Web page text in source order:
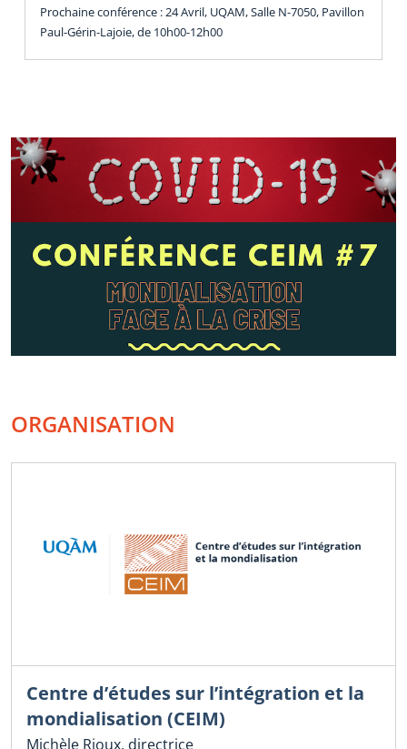
Prochaine conférence : 24 Avril, UQAM, Salle N-7050, Pavillon
Paul-Gérin-Lajoie, de 10h00-12h00
ORGANISATION
Centre d’études sur l’intégration et la
mondialisation (CEIM)
Michèle Rioux, directrice